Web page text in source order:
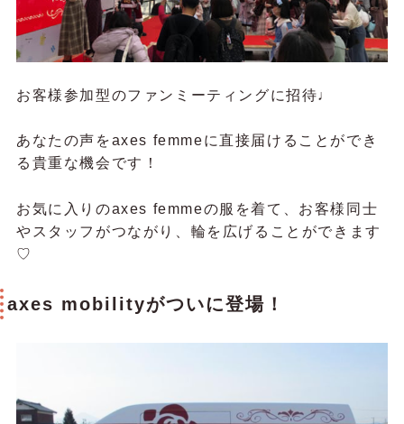
お客様参加型のファンミーティングに招待♩
あなたの声をaxes femmeに直接届けることができ
る貴重な機会です！
お気に入りのaxes femmeの服を着て、お客様同士
やスタッフがつながり、輪を広げることができます
♡
axes mobilityがついに登場！